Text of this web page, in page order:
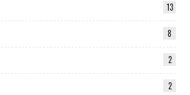
13
8
2
2